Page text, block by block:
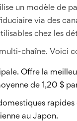
un modèle de
via des
chez les
chaîne. Voici
Offre la
de 1,20 $
au Japon.